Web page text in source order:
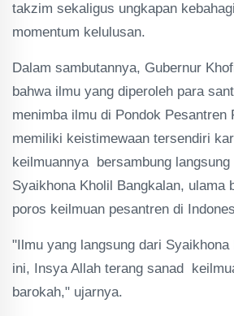
takzim sekaligus ungkapan
momentum kelulusan.
Dalam sambutannya, Gubernur
bahwa ilmu yang diperoleh para
menimba ilmu di Pondok Pesantren
memiliki keistimewaan tersendiri
keilmuannya bersambung langsung
Syaikhona Kholil Bangkalan, ulama
poros keilmuan pesantren di
"Ilmu yang langsung dari Syaikhona
ini, Insya Allah terang sanad
barokah," ujarnya.